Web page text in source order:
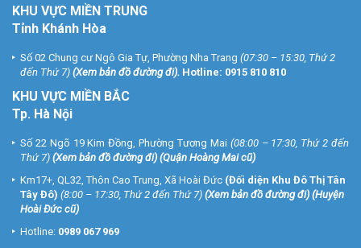
KHU VỰC MIỀN TRUNG
Tỉnh Khánh Hòa
Số 02 Chung cư Ngô Gia Tự, Phường Nha Trang (07:30 – 15:30, Thứ 2
đến Thứ 7) (Xem bản đồ đường đi). Hotline: 0915 810 810
KHU VỰC MIỀN BẮC
Tp. Hà Nội
Số 22 Ngõ 19 Kim Đồng, Phường Tương Mai (08:00 – 17:30, Thứ 2 đến
Thứ 7) (Xem bản đồ đường đi) (Quận Hoàng Mai cũ)
Km17+, QL32, Thôn Cao Trung, Xã Hoài Đức (Đối diện Khu Đô Thị Tân
Tây Đô) (8:00 – 17:30, Thứ 2 đến Thứ 7) (Xem bản đồ đường đi) (Huyện
Hoài Đức cũ)
Hotline: 0989 067 969